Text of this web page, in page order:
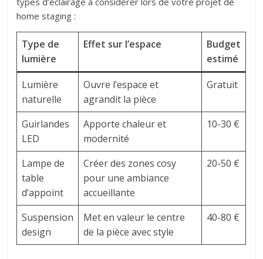
home staging :
Type de
lumière
Effet sur l’espace
Budget
estimé
Lumière
naturelle
Ouvre l’espace et
agrandit la pièce
Gratuit
Guirlandes
LED
Apporte chaleur et
modernité
10-30 €
Lampe de
table
d’appoint
Créer des zones cosy
pour une ambiance
accueillante
20-50 €
Suspension
design
Met en valeur le centre
de la pièce avec style
40-80 €